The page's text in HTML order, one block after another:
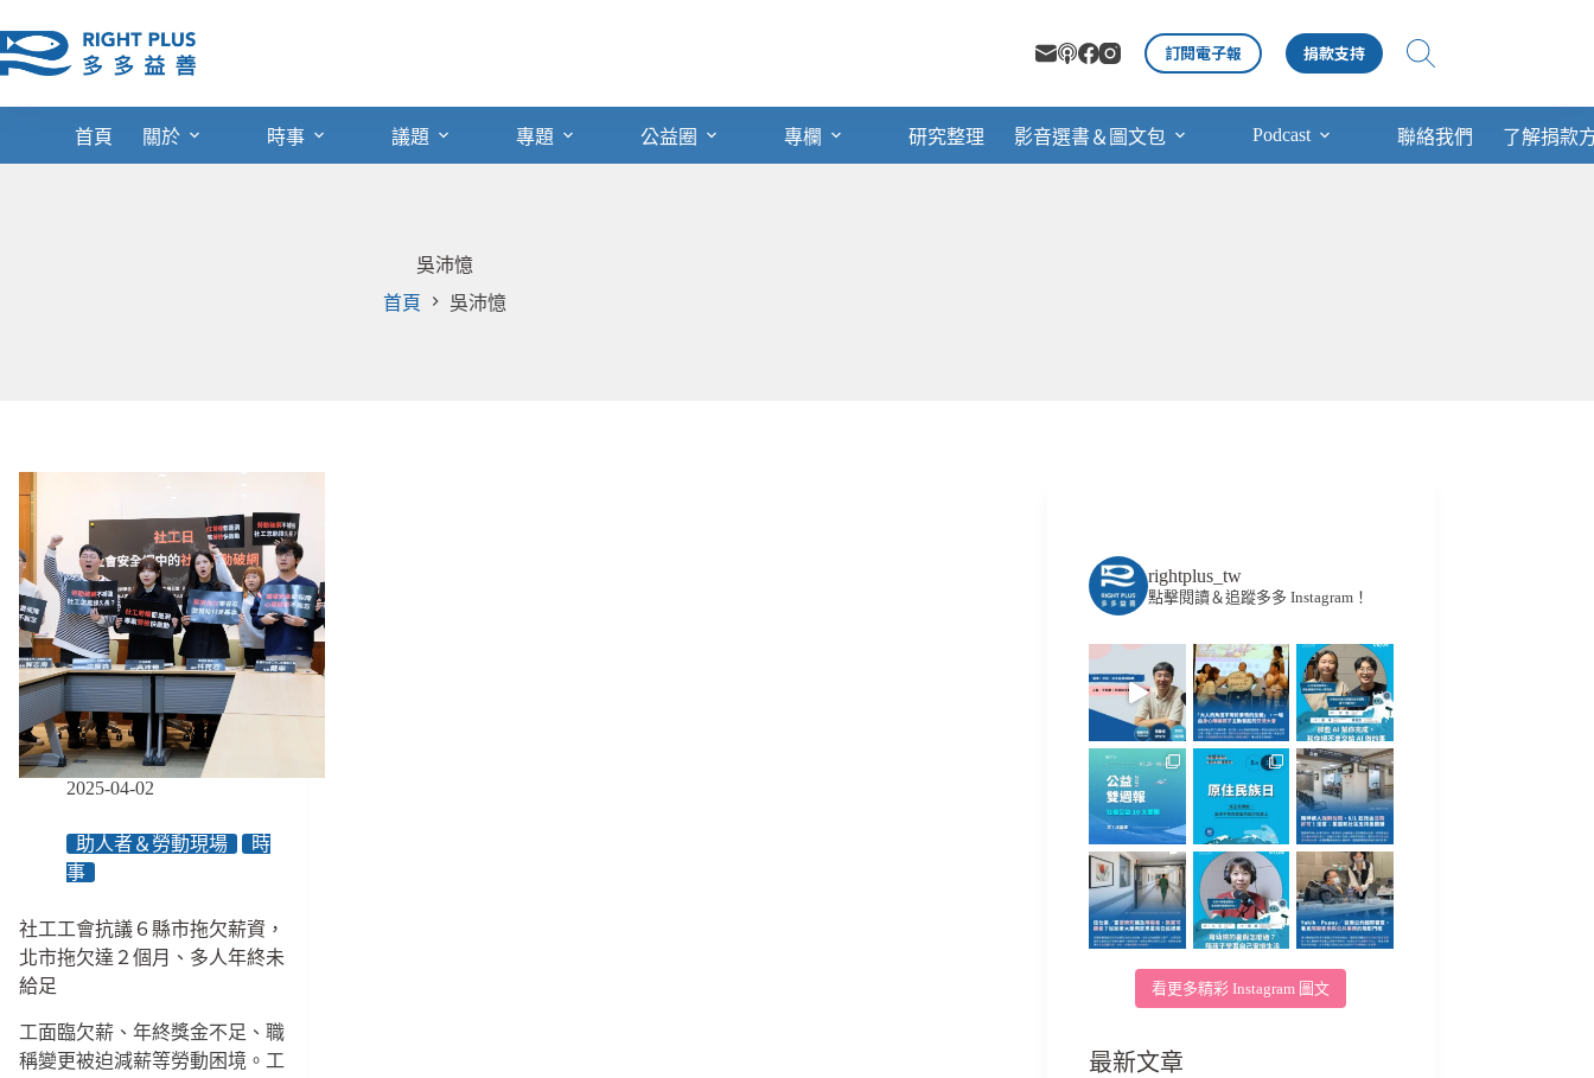
至
主
訂閱電子報 捐款支持
首頁 關於 時事 議題 專題 公益圈 專欄 研究整理 影音選書＆圖文包 Podcast 聯絡我們 了解捐款
吳沛憶
首頁
吳沛憶
2025-04-02
助人者＆勞動現場
時
事
社工工會抗議６縣市拖欠薪資，
北市拖欠達２個月、多人年終未
給足
工面臨欠薪、年終獎金不足、職
稱變更被迫減薪等勞動困境。工
rightplus_tw
點擊閱讀＆追蹤多多 Instagram！
看更多精彩 Instagram 圖文
最新文章